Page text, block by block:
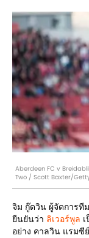
Aberdeen FC v
Two / Scott Baxter/
จิม กู๊ดวิน ผู้จัดการ
ยืนยันว่า ลิเวอร์พูล
อย่าง คาลวิน แรมซี